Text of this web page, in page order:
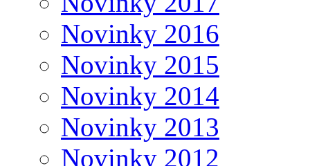
Novinky 2016
Novinky 2015
Novinky 2014
Novinky 2013
Novinky 2012